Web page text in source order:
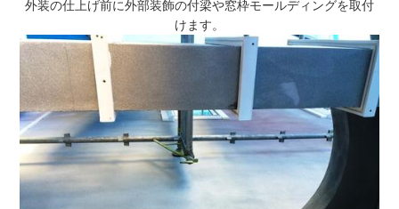
外装の仕上げ前に外部装飾の付梁や窓枠モールディングを取付
けます。